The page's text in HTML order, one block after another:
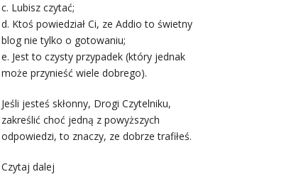
c. Lubisz czytać;
d. Ktoś powiedział Ci, ze Addio to świetny
blog nie tylko o gotowaniu;
e. Jest to czysty przypadek (który jednak
może przynieść wiele dobrego).
Jeśli jesteś skłonny, Drogi Czytelniku,
zakreślić choć jedną z powyższych
odpowiedzi, to znaczy, ze dobrze trafiłeś.
Czytaj dalej